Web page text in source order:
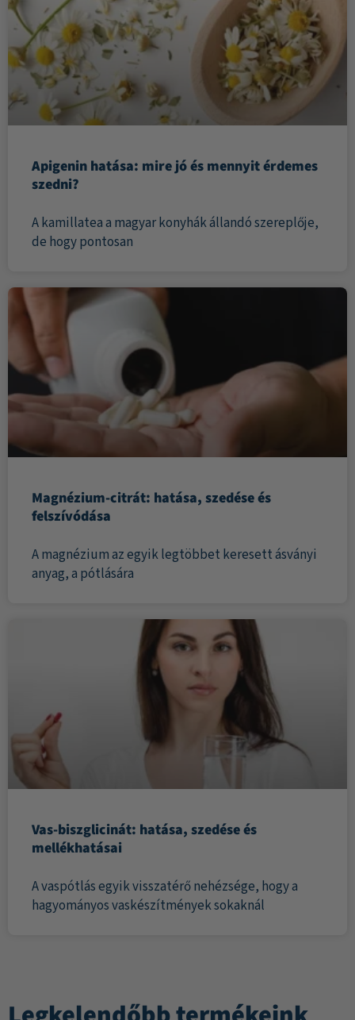
Apigenin hatása: mire jó és mennyit érdemes
szedni?
A kamillatea a magyar konyhák állandó szereplője,
de hogy pontosan
Magnézium-citrát: hatása, szedése és
felszívódása
A magnézium az egyik legtöbbet keresett ásványi
anyag, a pótlására
Vas-biszglicinát: hatása, szedése és
mellékhatásai
A vaspótlás egyik visszatérő nehézsége, hogy a
hagyományos vaskészítmények sokaknál